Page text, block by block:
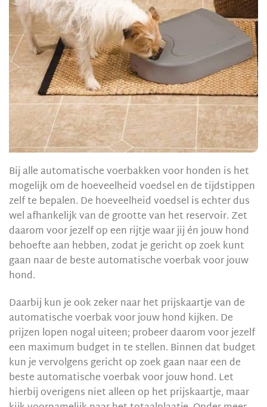
Bij alle automatische voerbakken voor honden is het
mogelijk om de hoeveelheid voedsel en de tijdstippen
zelf te bepalen. De hoeveelheid voedsel is echter dus
wel afhankelijk van de grootte van het reservoir. Zet
daarom voor jezelf op een rijtje waar jij én jouw hond
behoefte aan hebben, zodat je gericht op zoek kunt
gaan naar de beste automatische voerbak voor jouw
hond.
Daarbij kun je ook zeker naar het prijskaartje van de
automatische voerbak voor jouw hond kijken. De
prijzen lopen nogal uiteen; probeer daarom voor jezelf
een maximum budget in te stellen. Binnen dat budget
kun je vervolgens gericht op zoek gaan naar een de
beste automatische voerbak voor jouw hond. Let
hierbij overigens niet alleen op het prijskaartje, maar